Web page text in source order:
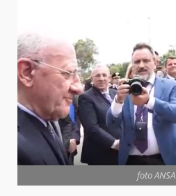
foto ANSA